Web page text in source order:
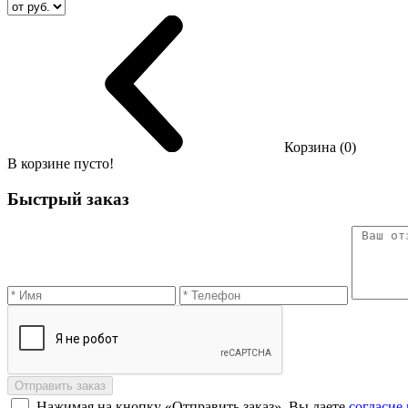
Корзина (0)
В корзине пусто!
Быстрый заказ
Отправить заказ